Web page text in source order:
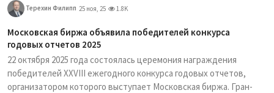
Терехин Филипп 25 ноя, 25 1.8K
Московская биржа объявила победителей конкурса
годовых отчетов 2025
22 октября 2025 года состоялась церемония награждения
победителей XXVIII ежегодного конкурса годовых отчетов,
организатором которого выступает Московская биржа. Гран-